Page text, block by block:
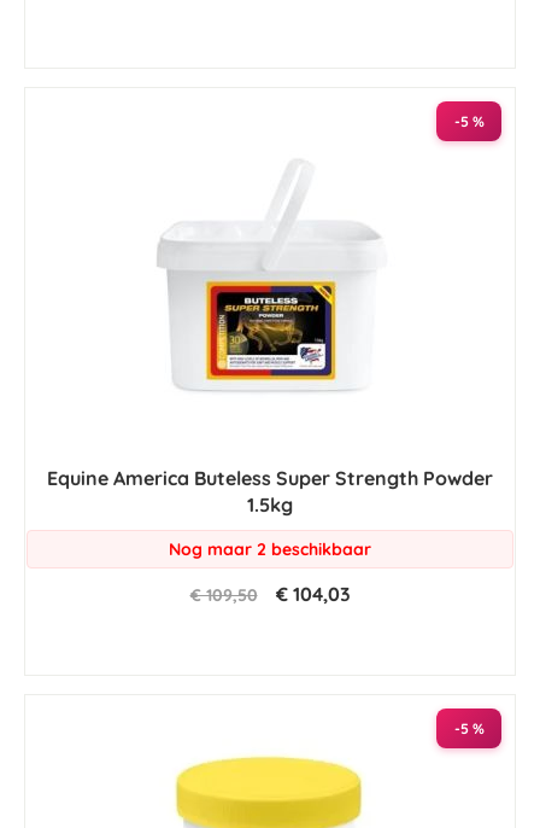
-5 %
Equine America Buteless Super Strength Powder
1.5kg
Nog maar 2 beschikbaar
€ 109,50 € 104,03
-5 %